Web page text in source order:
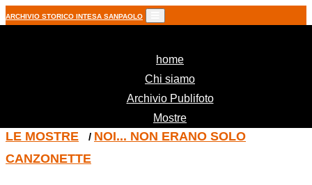
ARCHIVIO STORICO INTESA SANPAOLO
home(current)
Chi siamo
Archivio Publifoto
Mostre
LE MOSTRE / NOI... NON ERANO SOLO
CANZONETTE